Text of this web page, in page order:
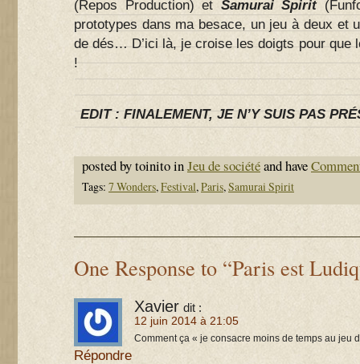
(Repos Production) et Samurai Spirit
prototypes dans ma besace, un jeu à deux et
de dés… D’ici là, je croise les doigts pour que
!
EDIT : FINALEMENT, JE N’Y SUIS PAS
posted by toinito inJeu de sociétéand have
Tags: 7 Wonders,Festival,Paris,Samurai Spirit
One Response to “Paris est
Xavier dit :
12 juin 2014 à 21:05
Comment ça « je consacre moins de temps au jeu
Répondre